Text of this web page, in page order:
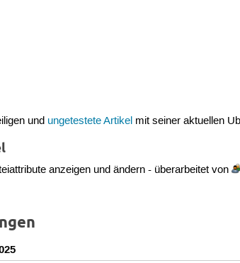
und ungetestete Artikel mit seiner aktuellen
anzeigen und ändern - überarbeitet von